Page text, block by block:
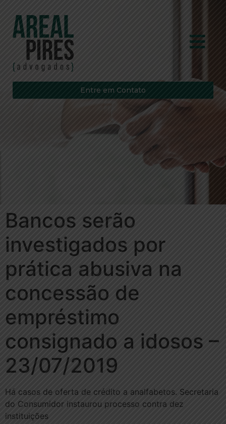
Entre em Contato
Bancos serão
investigados por
prática abusiva na
concessão de
empréstimo
consignado a idosos –
23/07/2019
Há casos de oferta de crédito a analfabetos. Secretaria
do Consumidor instaurou processo contra dez
instituições